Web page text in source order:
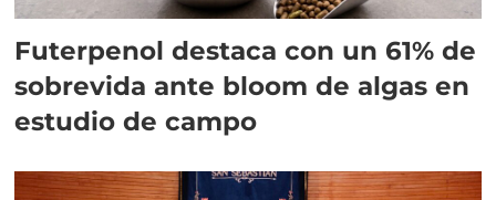
Futerpenol destaca con un 61% de
sobrevida ante bloom de algas en
estudio de campo